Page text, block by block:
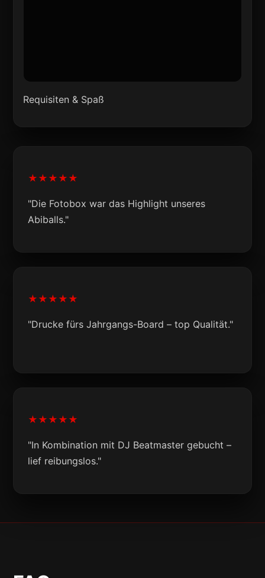
Requisiten & Spaß
★★★★★
"Die Fotobox war das Highlight unseres
Abiballs."
★★★★★
"Drucke fürs Jahrgangs-Board – top Qualität."
★★★★★
"In Kombination mit DJ Beatmaster gebucht –
lief reibungslos."